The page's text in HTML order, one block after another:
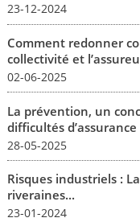
23-12-2024
Comment redonner
collectivité et
02-06-2025
La prévention, un
difficultés
28-05-2025
Risques industriels :
riveraines...
23-01-2024